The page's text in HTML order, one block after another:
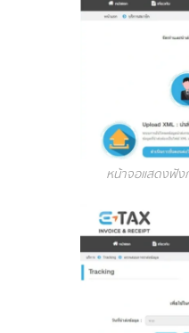
หน้าจอแสดงฟัง